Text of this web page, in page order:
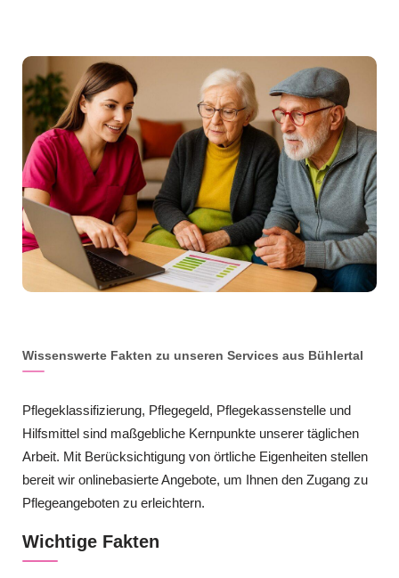
Wissenswerte Fakten zu unseren Services aus Bühlertal
Pflegeklassifizierung, Pflegegeld, Pflegekassenstelle und
Hilfsmittel sind maßgebliche Kernpunkte unserer täglichen
Arbeit. Mit Berücksichtigung von örtliche Eigenheiten stellen
bereit wir onlinebasierte Angebote, um Ihnen den Zugang zu
Pflegeangeboten zu erleichtern.
Wichtige Fakten